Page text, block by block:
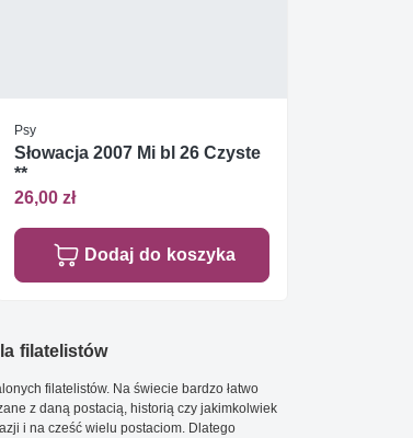
Psy
Słowacja 2007 Mi bl 26 Czyste
**
26,00 zł
Dodaj do koszyka
filatelistów
filatelistów. Na świecie bardzo łatwo
z daną postacią, historią czy jakimkolwiek
i na cześć wielu postaciom. Dlatego